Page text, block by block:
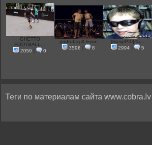
GHETTO
FOOTBALL...
2059
0
podrubaj & Evan
3596
8
[Hasy/Pr0]<s...
2994| 5
Теги по материалам сайта www.cobra.lv